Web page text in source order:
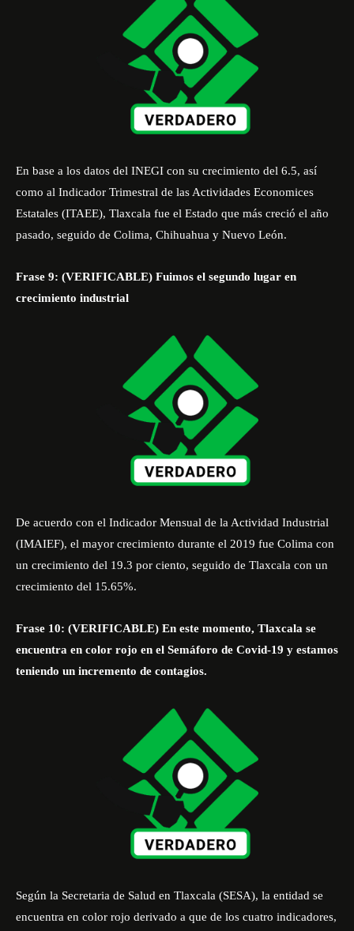
En base a los datos del INEGI con su crecimiento del 6.5, así
como al Indicador Trimestral de las Actividades Economices
Estatales (ITAEE), Tlaxcala fue el Estado que más creció el año
pasado, seguido de Colima, Chihuahua y Nuevo León.
Frase 9: (VERIFICABLE) Fuimos el segundo lugar en
crecimiento industrial
De acuerdo con el Indicador Mensual de la Actividad Industrial
(IMAIEF), el mayor crecimiento durante el 2019 fue Colima con
un crecimiento del 19.3 por ciento, seguido de Tlaxcala con un
crecimiento del 15.65%.
Frase 10: (VERIFICABLE) En este momento, Tlaxcala se
encuentra en color rojo en el Semáforo de Covid-19 y estamos
teniendo un incremento de contagios.
Según la Secretaria de Salud en Tlaxcala (SESA), la entidad se
encuentra en color rojo derivado a que de los cuatro indicadores,